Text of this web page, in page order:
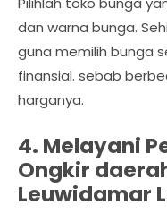
dan warna bunga.
guna memilih bunga
finansial. sebab
harganya.
4. Melayani
Ongkir
Leuwidamar